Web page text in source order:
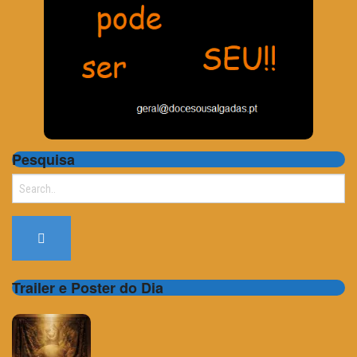
Pesquisa
Search
Trailer e Poster do Dia